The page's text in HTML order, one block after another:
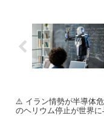
⚠️ イラン情勢が半導体
のヘリウム停止が世界